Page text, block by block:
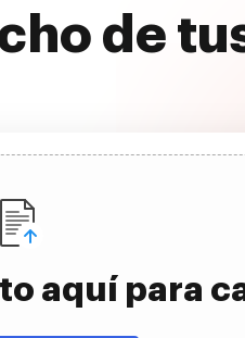
de
aquí para